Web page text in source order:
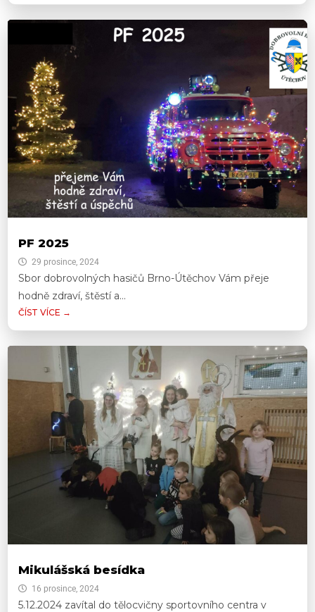
PF 2025
29 prosince, 2024
Sbor dobrovolných hasičů Brno-Útěchov Vám přeje
hodně zdraví, štěstí a...
ČÍST VÍCE →
Mikulášská besídka
16 prosince, 2024
5.12.2024 zavítal do tělocvičny sportovního centra v